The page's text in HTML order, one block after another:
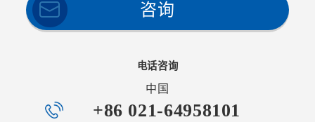
咨询
电话咨询
中国
+86 021-64958101